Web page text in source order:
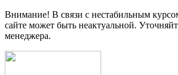
Внимание! В связи с нестабильным
сайте может быть неактуальной.
менеджера.